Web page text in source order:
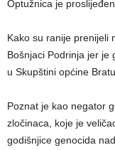
Optužnica je
Kako su ranije prenijeli
Bošnjaci Podrinja jer je
u Skupštini općine
Poznat je kao negator
zločinaca, koje je
godišnjice genocida